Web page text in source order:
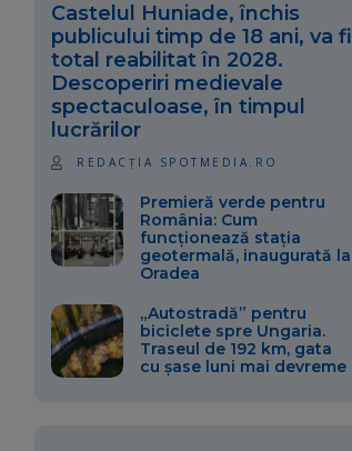
Castelul Huniade, închis
publicului timp de 18 ani, va fi
total reabilitat în 2028.
Descoperiri medievale
spectaculoase, în timpul
lucrărilor
REDACȚIA SPOTMEDIA.RO
Premieră verde pentru
România: Cum
funcționează stația
geotermală, inaugurată la
Oradea
„Autostradă” pentru
biciclete spre Ungaria.
Traseul de 192 km, gata
cu șase luni mai devreme